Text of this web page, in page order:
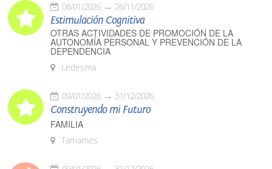
08/01/2026 26/11/2026
Estimulación Cognitiva
OTRAS ACTIVIDADES DE PROMOCIÓN DE LA
AUTONOMÍA PERSONAL Y PREVENCIÓN DE LA
DEPENDENCIA
Ledesma
09/01/2026 31/12/2026
Construyendo mi Futuro
FAMILIA
Tamames